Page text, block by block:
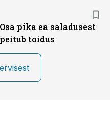
Osa pika ea saladusest
peitub toidus